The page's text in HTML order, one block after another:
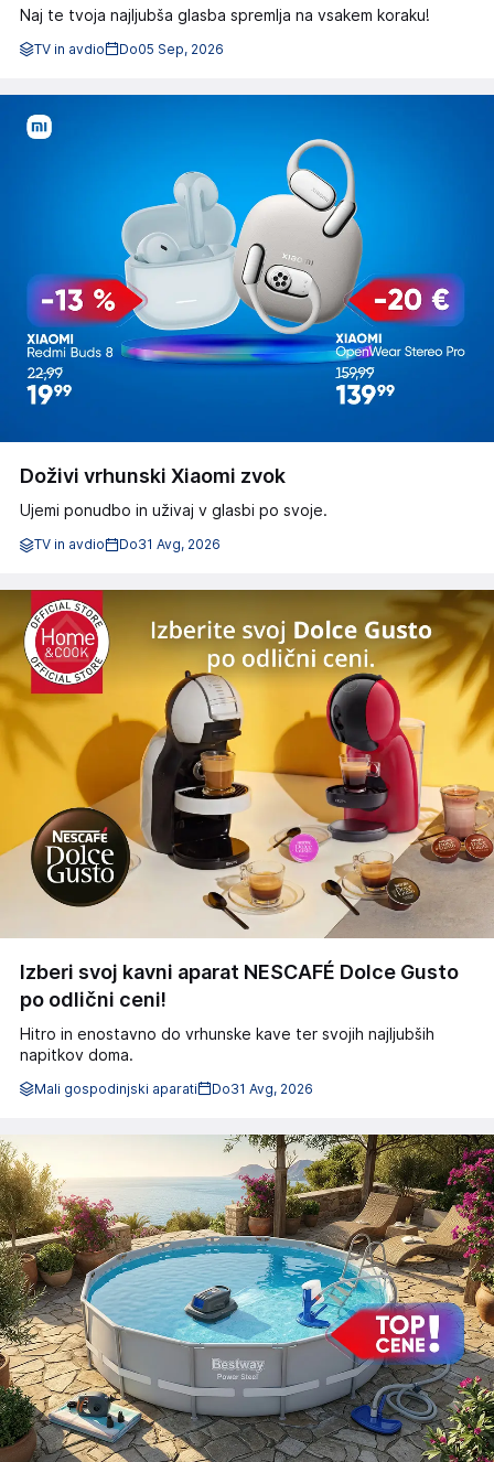
Naj te tvoja najljubša glasba spremlja na vsakem koraku!
TV in avdio Do05 Sep, 2026
Doživi vrhunski Xiaomi zvok
Ujemi ponudbo in uživaj v glasbi po svoje.
TV in avdio Do31 Avg, 2026
Izberi svoj kavni aparat NESCAFÉ Dolce Gusto
po odlični ceni!
Hitro in enostavno do vrhunske kave ter svojih najljubših
napitkov doma.
Mali gospodinjski aparati Do31 Avg, 2026